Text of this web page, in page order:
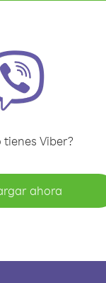
tienes Viber?
ahora